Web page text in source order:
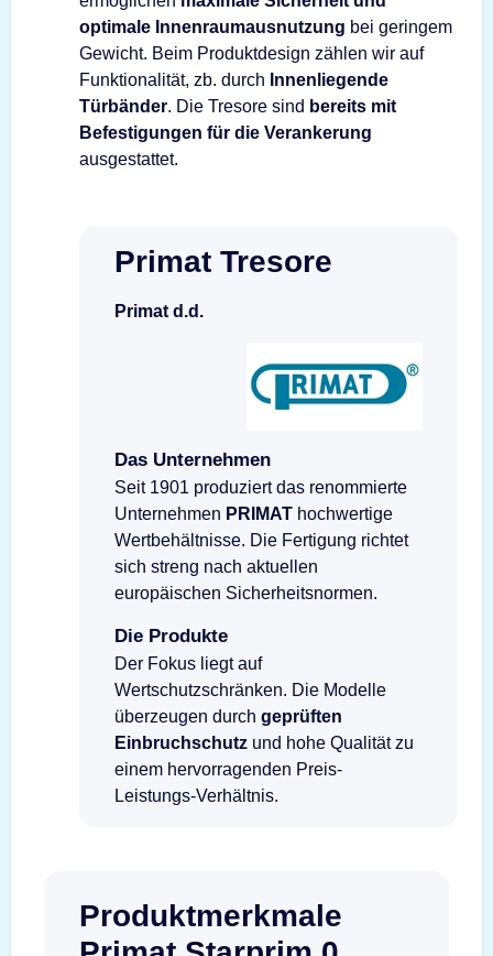
optimale Innenraumausnutzung bei geringem
Gewicht. Beim Produktdesign zählen wir auf
Funktionalität, zb. durch Innenliegende
Türbänder. Die Tresore sind bereits mit
Befestigungen für die Verankerung
ausgestattet.
Primat Tresore
Primat d.d.
Das Unternehmen
Seit 1901 produziert das renommierte
Unternehmen PRIMAT hochwertige
Wertbehältnisse. Die Fertigung richtet
sich streng nach aktuellen
europäischen Sicherheitsnormen.
Die Produkte
Der Fokus liegt auf
Wertschutzschränken. Die Modelle
überzeugen durch geprüften
Einbruchschutz und hohe Qualität zu
einem hervorragenden Preis-
Leistungs-Verhältnis.
Produktmerkmale